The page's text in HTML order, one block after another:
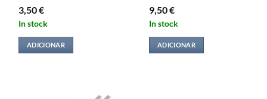
3,50€
In stock
ADICIONAR
9,50€
In stock
ADICIONAR